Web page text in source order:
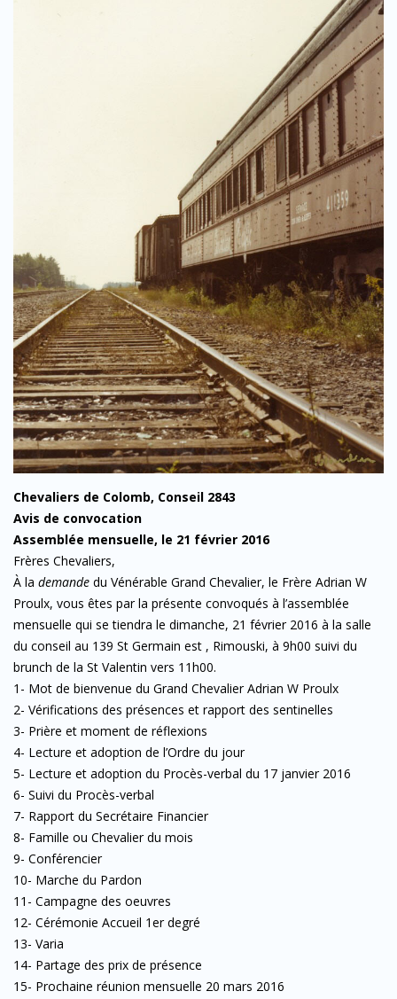
Chevaliers de Colomb, Conseil 2843
Avis de convocation
Assemblée mensuelle, le 21 février 2016
Frères Chevaliers,
À la demande du Vénérable Grand Chevalier, le Frère Adrian W
Proulx, vous êtes par la présente convoqués à l’assemblée
mensuelle qui se tiendra le dimanche, 21 février 2016 à la salle
du conseil au 139 St Germain est , Rimouski, à 9h00 suivi du
brunch de la St Valentin vers 11h00.
1- Mot de bienvenue du Grand Chevalier Adrian W Proulx
2- Vérifications des présences et rapport des sentinelles
3- Prière et moment de réflexions
4- Lecture et adoption de l’Ordre du jour
5- Lecture et adoption du Procès-verbal du 17 janvier 2016
6- Suivi du Procès-verbal
7- Rapport du Secrétaire Financier
8- Famille ou Chevalier du mois
9- Conférencier
10- Marche du Pardon
11- Campagne des oeuvres
12- Cérémonie Accueil 1er degré
13- Varia
14- Partage des prix de présence
15- Prochaine réunion mensuelle 20 mars 2016